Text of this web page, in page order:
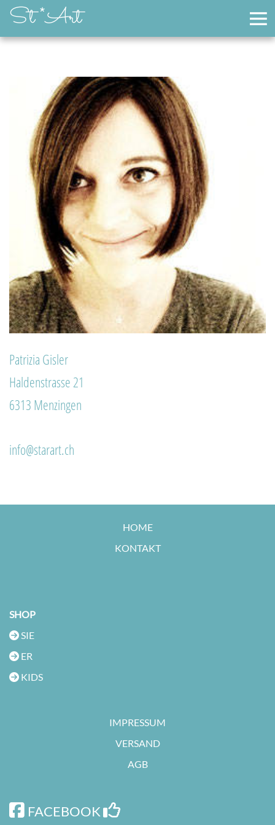
St *Art
Patrizia Gisler
Haldenstrasse 21
6313 Menzingen
info@starart.ch
HOME
KONTAKT
SHOP
SIE
 ER
 KIDS
IMPRESSUM
VERSAND
AGB
 FACEBOOK